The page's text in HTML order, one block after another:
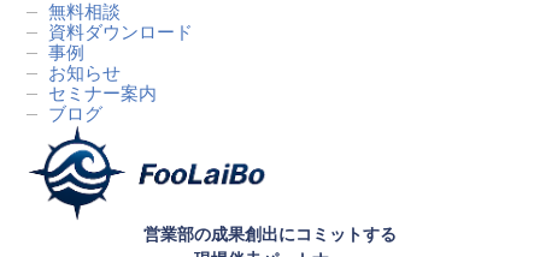
営業部の成果創出にコミットする
無料相談
資料ダウンロード
事例
お知らせ
セミナー案内
ブログ